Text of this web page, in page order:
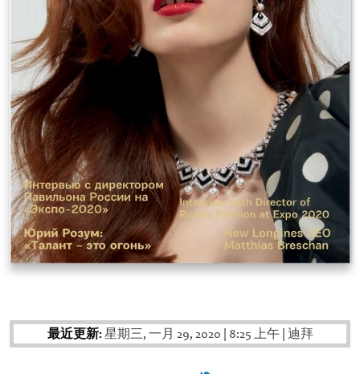
最近更新:星期三, 一月 29, 2020 8:25 上午 迪拜